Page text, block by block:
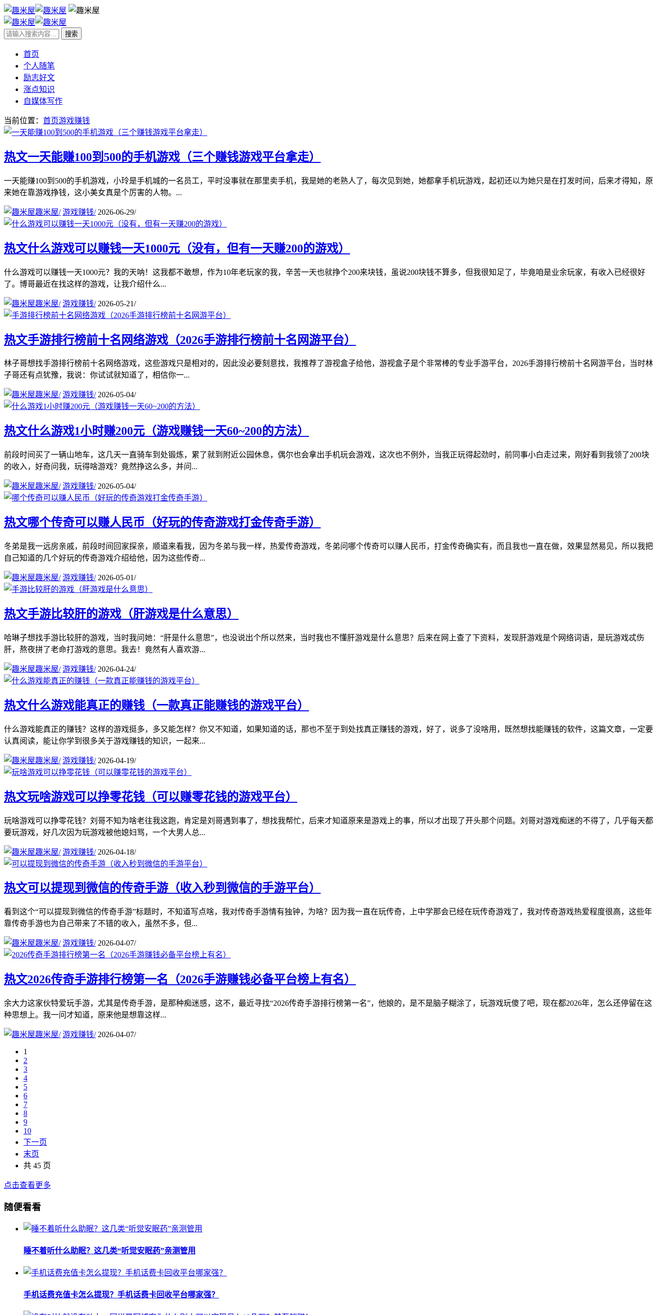
首页
个人随笔
励志好文
涨点知识
自媒体写作
当前位置： 首页游戏赚钱
热文一天能赚100到500的手机游戏（三个赚钱游戏平台拿走）
一天能赚100到500的手机游戏，小玲是手机城的一名员工，平时没事就在那里卖手机，我是她的老熟人了，每次见到她，她都拿手机玩游戏，起初还以为她只是在打发时间，后来才得知，原
来她在靠游戏挣钱，这小美女真是个厉害的人物。...
趣米屋/ 游戏赚钱/ 2026-06-29/
热文什么游戏可以赚钱一天1000元（没有，但有一天赚200的游戏）
什么游戏可以赚钱一天1000元？我的天呐！这我都不敢想，作为10年老玩家的我，辛苦一天也就挣个200来块钱，虽说200块钱不算多，但我很知足了，毕竟咱是业余玩家，有收入已经很好
了。博哥最近在找这样的游戏，让我介绍什么...
趣米屋/ 游戏赚钱/ 2026-05-21/
热文手游排行榜前十名网络游戏（2026手游排行榜前十名网游平台）
林子哥想找手游排行榜前十名网络游戏，这些游戏只是相对的，因此没必要刻意找，我推荐了游视盒子给他，游视盒子是个非常棒的专业手游平台，2026手游排行榜前十名网游平台，当时林
子哥还有点犹豫，我说：你试试就知道了，相信你一...
趣米屋/ 游戏赚钱/ 2026-05-04/
热文什么游戏1小时赚200元（游戏赚钱一天60~200的方法）
前段时间买了一辆山地车，这几天一直骑车到处锻炼，累了就到附近公园休息，偶尔也会拿出手机玩会游戏，这次也不例外，当我正玩得起劲时，前同事小白走过来，刚好看到我领了200块
的收入，好奇问我，玩得啥游戏？竟然挣这么多，并问...
趣米屋/ 游戏赚钱/ 2026-05-04/
热文哪个传奇可以赚人民币（好玩的传奇游戏打金传奇手游）
冬弟是我一远房亲戚，前段时间回家探亲，顺道来看我，因为冬弟与我一样，热爱传奇游戏，冬弟问哪个传奇可以赚人民币，打金传奇确实有，而且我也一直在做，效果显然易见，所以我把
自己知道的几个好玩的传奇游戏介绍给他，因为这些传奇...
趣米屋/ 游戏赚钱/ 2026-05-01/
热文手游比较肝的游戏（肝游戏是什么意思）
哈琳子想找手游比较肝的游戏，当时我问她：“肝是什么意思”，也没说出个所以然来，当时我也不懂肝游戏是什么意思？后来在网上查了下资料，发现肝游戏是个网络词语，是玩游戏忒伤
肝，熬夜拼了老命打游戏的意思。我去！竟然有人喜欢游...
趣米屋/ 游戏赚钱/ 2026-04-24/
热文什么游戏能真正的赚钱（一款真正能赚钱的游戏平台）
什么游戏能真正的赚钱？这样的游戏挺多，多又能怎样？你又不知道，如果知道的话，那也不至于到处找真正赚钱的游戏，好了，说多了没啥用，既然想找能赚钱的软件，这篇文章，一定要
认真阅读，能让你学到很多关于游戏赚钱的知识，一起来...
趣米屋/ 游戏赚钱/ 2026-04-19/
热文玩啥游戏可以挣零花钱（可以赚零花钱的游戏平台）
玩啥游戏可以挣零花钱？刘哥不知为啥老往我这跑，肯定是刘哥遇到事了，想找我帮忙，后来才知道原来是游戏上的事，所以才出现了开头那个问题。刘哥对游戏痴迷的不得了，几乎每天都
要玩游戏，好几次因为玩游戏被他媳妇骂，一个大男人总...
趣米屋/ 游戏赚钱/ 2026-04-18/
热文可以提现到微信的传奇手游（收入秒到微信的手游平台）
看到这个“可以提现到微信的传奇手游”标题时，不知道写点啥，我对传奇手游情有独钟，为啥？因为我一直在玩传奇，上中学那会已经在玩传奇游戏了，我对传奇游戏热爱程度很高，这些年
靠传奇手游也为自己带来了不错的收入，虽然不多，但...
趣米屋/ 游戏赚钱/ 2026-04-07/
热文2026传奇手游排行榜第一名（2026手游赚钱必备平台榜上有名）
余大力这家伙特爱玩手游，尤其是传奇手游，是那种痴迷感，这不，最近寻找“2026传奇手游排行榜第一名”，他娘的，是不是脑子糊涂了，玩游戏玩傻了吧，现在都2026年，怎么还停留在这
种思想上。我一问才知道，原来他是想靠这样...
趣米屋/ 游戏赚钱/ 2026-04-07/
1
2
3
4
5
6
7
8
9
10
下一页
末页
共 45 页
点击查看更多
随便看看
睡不着听什么助眠？这几类“听觉安眠药”亲测管用
手机话费充值卡怎么提现？手机话费卡回收平台哪家强？